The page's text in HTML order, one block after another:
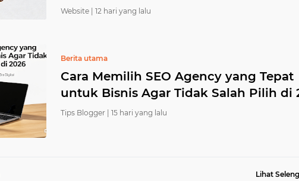
Website | 12 hari yang lalu
Berita utama
Cara Memilih SEO Agency yang Tepat
untuk Bisnis Agar Tidak Salah Pilih di
Tips Blogger | 15 hari yang lalu
Lihat